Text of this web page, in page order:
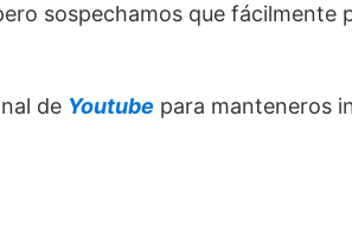
sospechamos que fácilmente
de Youtube para manteneros